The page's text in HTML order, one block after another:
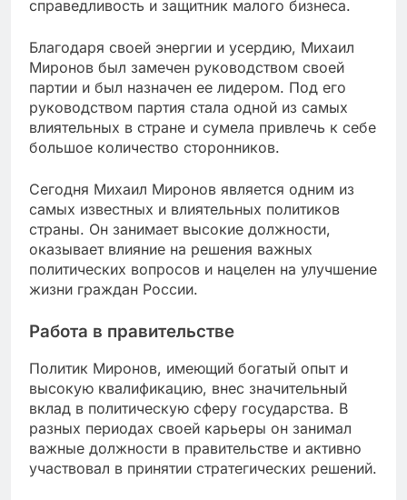
справедливость и защитник малого бизнеса.
Благодаря своей энергии и усердию, Михаил
Миронов был замечен руководством своей
партии и был назначен ее лидером. Под его
руководством партия стала одной из самых
влиятельных в стране и сумела привлечь к себе
большое количество сторонников.
Сегодня Михаил Миронов является одним из
самых известных и влиятельных политиков
страны. Он занимает высокие должности,
оказывает влияние на решения важных
политических вопросов и нацелен на улучшение
жизни граждан России.
Работа в правительстве
Политик Миронов, имеющий богатый опыт и
высокую квалификацию, внес значительный
вклад в политическую сферу государства. В
разных периодах своей карьеры он занимал
важные должности в правительстве и активно
участвовал в принятии стратегических решений.